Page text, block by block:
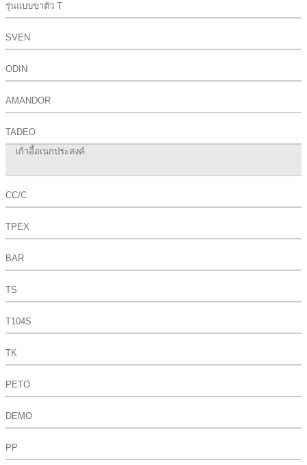
รุ่นแบบขาตัว T
SVEN
ODIN
AMANDOR
TADEO
เก้าอี้อเนกประสงค์
CC/C
TPEX
BAR
TS
T104S
TK
PETO
DEMO
PP